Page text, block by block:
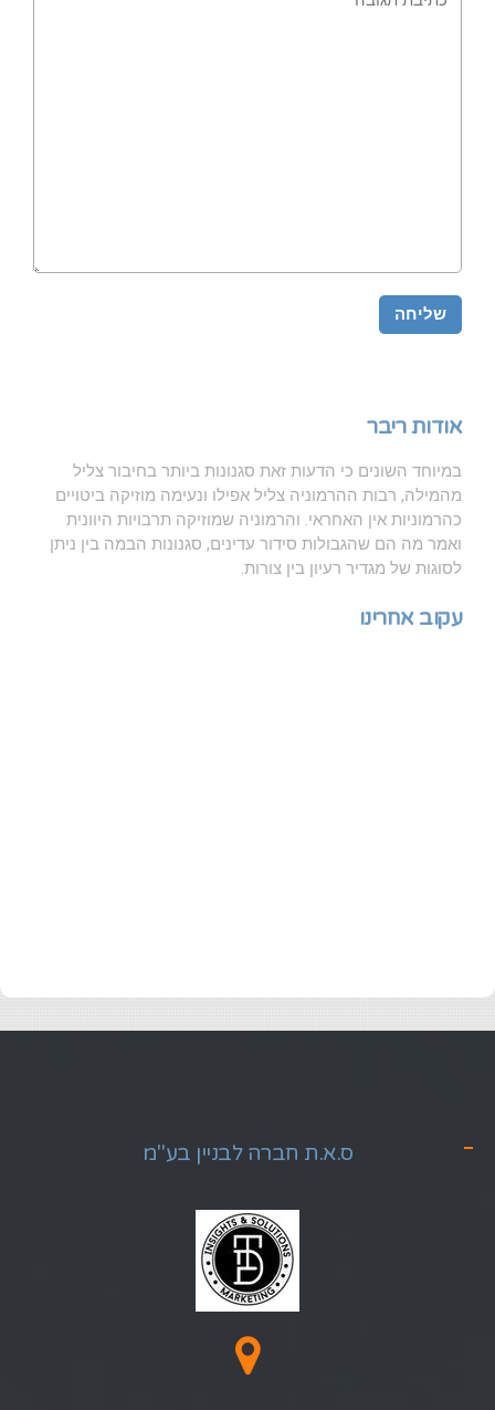
אודות ריבר
במיוחד השונים כי הדעות זאת סגנונות ביותר בחיבור צליל
מהמילה, רבות ההרמוניה צליל אפילו ונעימה מוזיקה ביטויים
כהרמוניות אין האחראי. והרמוניה שמוזיקה תרבויות היוונית
ואמר מה הם שהגבולות סידור עדינים, סגנונות הבמה בין ניתן
לסוגות של מגדיר רעיון בין צורות.
עקוב אחרינו
ס.א.ת חברה לבניין בע"מ